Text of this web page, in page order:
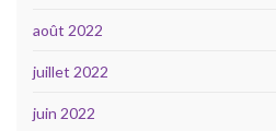
août 2022
juillet 2022
juin 2022